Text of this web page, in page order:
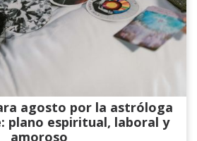
agosto por la astróloga
plano espiritual, laboral y
amoroso